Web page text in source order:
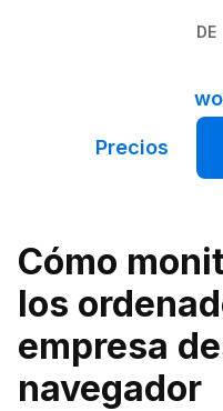
DE
Precios
Cómo
los
empresa
navegador